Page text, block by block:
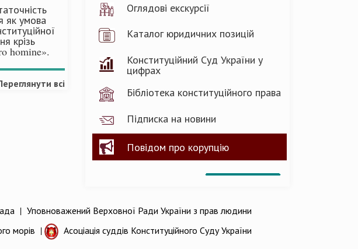
як умова
крізь
homine».
всі
Оглядові екскурсії
Каталог юридичних позицій
Конституційний Суд України у
цифрах
Бібліотека конституційного права
Підписка на новини
Повідом про корупцію
| Уповноважений Верховної Ради України з прав людини
морів | Асоціація суддів Конституційного Суду України